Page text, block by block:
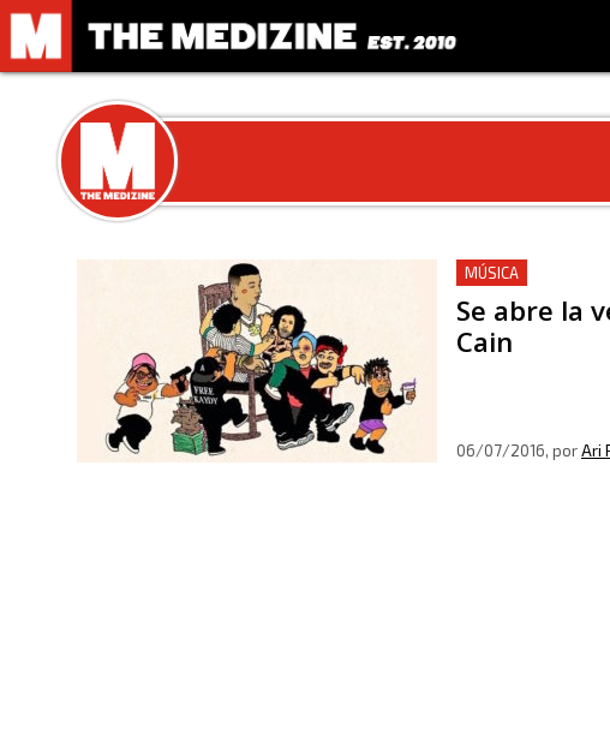
MÚSICA
Se abre la
Cain
06/07/2016, porAri